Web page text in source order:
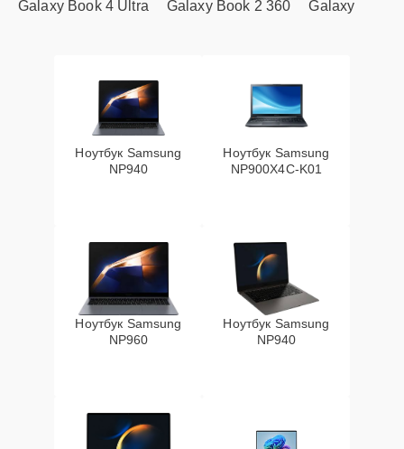
Galaxy Book 4 Ultra Galaxy Book 2 360 Galaxy
Ноутбук Samsung
NP940
Ноутбук Samsung
NP900X4C-K01
Ноутбук Samsung
NP960
Ноутбук Samsung
NP940